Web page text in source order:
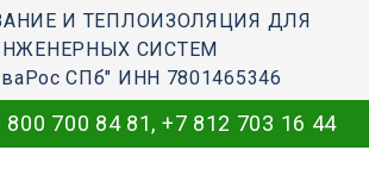
И ТЕПЛОИЗОЛЯЦИЯ ДЛЯ
СИСТЕМ
СПб" ИНН 7801465346
800 700 84 81, +7 812 703 16 44